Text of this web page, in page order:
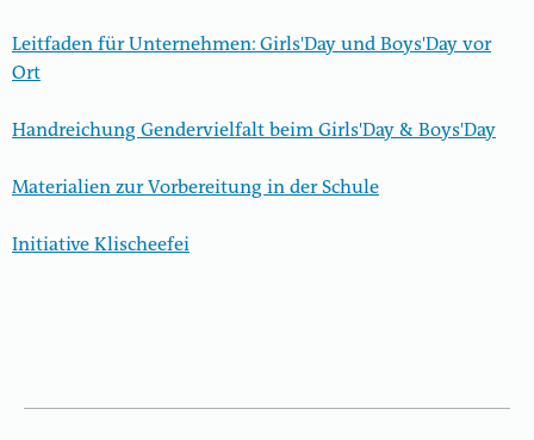
Leitfaden für Unternehmen: Girls'Day und Boys'Day vor
Ort
Handreichung Gendervielfalt beim Girls'Day & Boys'Day
Materialien zur Vorbereitung in der Schule
Initiative Klischeefei